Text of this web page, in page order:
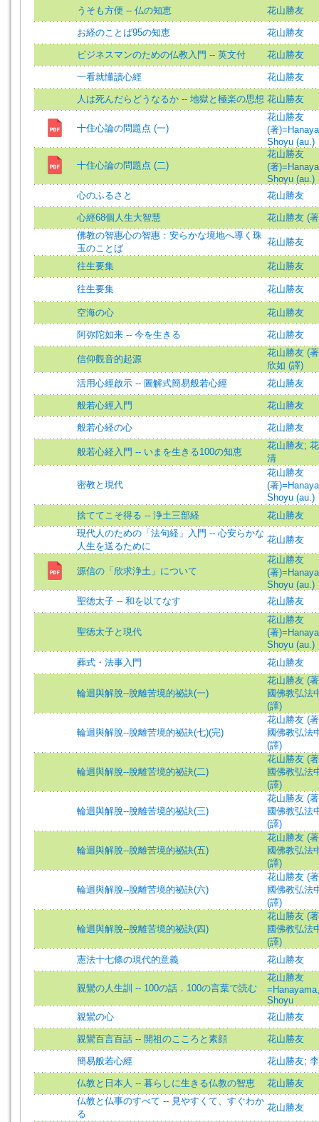
うそも方便 -- 仏の知恵
花山勝友
お経のことば95の知恵 花山勝友
ビジネスマンのための仏教入門 -- 英文付 花山勝友
一看就懂讀心經 花山勝友
人は死んだらどうなるか -- 地獄と極楽の思想 花山勝友
十住心論の問題点 (一)
花山勝友
(著
Shoyu (au.)
十住心論の問題点 (二)
花山勝友
(著
Shoyu (au.)
心のふるさと
花山勝友
心經68個人生大智慧
花山勝友 (
佛教の智惠心の智惠：安らかな境地へ導く珠
玉のことば
花山勝友
往生要集 花山勝友
往生要集 花山勝友
空海の心 花山勝友
阿弥陀如来 -- 今を生きる 花山勝友
信仰觀音的起源
花山勝友 (
欣如 (譯)
活用心經啟示 -- 圖解式簡易般若心經
花山勝友
般若心經入門 花山勝友
般若心経の心 花山勝友
般若心経入門 -- いまを生きる100の知恵
花山勝友;
清
密教と現代
花山勝友
(著
Shoyu (au.)
捨ててこそ得る -- 浄土三部経
花山勝友
現代人のための「法句経」入門 -- 心安らかな
人生を送るために
花山勝友
源信の「欣求浄土」について
花山勝友
(著
Shoyu (au.)
聖徳太子 -- 和を以てなす
花山勝友
聖徳太子と現代
花山勝友
(著
Shoyu (au.)
葬式・法事入門
花山勝友
輪迴與解脫--脫離苦境的祕訣(一)
花山勝友 (
國佛教弘法
(譯)
輪迴與解脫--脫離苦境的祕訣(七)(完)
花山勝友 (
國佛教弘法
(譯)
輪迴與解脫--脫離苦境的祕訣(二)
花山勝友 (
國佛教弘法
(譯)
輪迴與解脫--脫離苦境的祕訣(三)
花山勝友 (
國佛教弘法
(譯)
輪迴與解脫--脫離苦境的祕訣(五)
花山勝友 (
國佛教弘法
(譯)
輪迴與解脫--脫離苦境的祕訣(六)
花山勝友 (
國佛教弘法
(譯)
輪迴與解脫--脫離苦境的祕訣(四)
花山勝友 (
國佛教弘法
(譯)
憲法十七條の現代的意義
花山勝友
親鸞の人生訓 -- 100の話．100の言葉で読む
花山勝友
=Hanayama,
Shoyu
親鸞の心
花山勝友
親鸞百言百話 -- 開祖のこころと素顔 花山勝友
簡易般若心經 花山勝友;
仏教と日本人 -- 暮らしに生きる仏教の智恵
花山勝友
仏教と仏事のすべて -- 見やすくて、すぐわか
る
花山勝友